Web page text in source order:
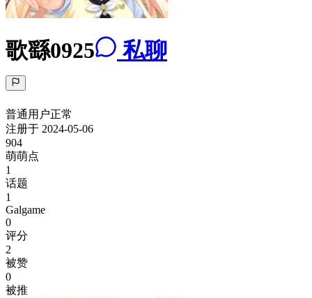
歌繇0925 私聊
普通用户正常
注册于 2024-05-06
904
萌萌点
1
话题
1
Galgame
0
评分
2
被赞
0
被推